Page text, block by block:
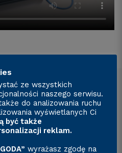
różnicowo -
potocznie różnicówka,
ze wszystkich
naszego serwisu.
do analizowania ruchu
wyświetlanych Ci
być także
reklam.
wyrażasz zgodę na